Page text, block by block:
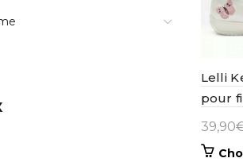
Lelli
pour
39,90